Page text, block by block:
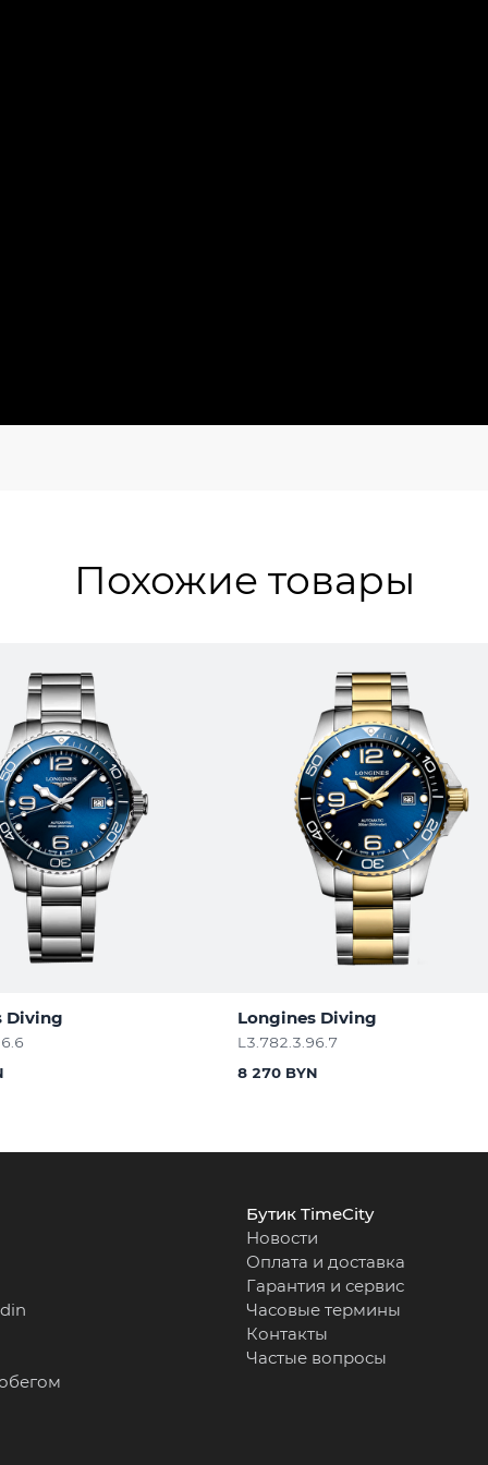
Похожие товары
Diving Longines Diving
L3.782.3.96.7
8 270 BYN
Бутик TimeCity
Новости
Оплата и доставка
Гарантия и сервис
Часовые термины
Контакты
Частые вопросы